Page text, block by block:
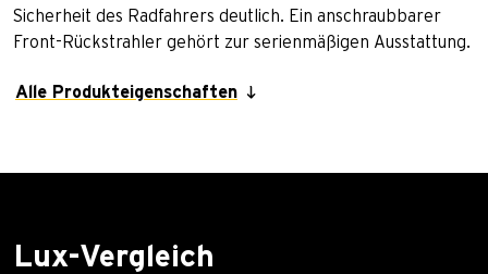
Sicherheit des Radfahrers deutlich. Ein anschraubbarer
Front-Rückstrahler gehört zur serienmäßigen Ausstattung.
Alle Produkteigenschaften
Lux-Vergleich